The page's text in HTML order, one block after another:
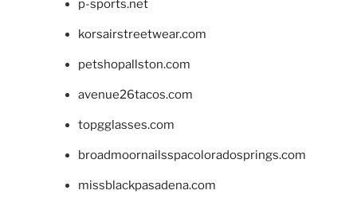
p-sports.net
korsairstreetwear.com
petshopallston.com
avenue26tacos.com
topgglasses.com
broadmoornailsspacoloradosprings.com
missblackpasadena.com